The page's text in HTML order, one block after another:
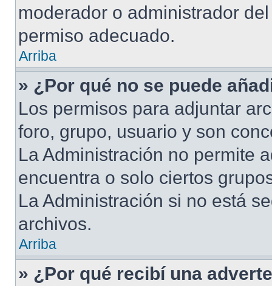
moderador o administrador
permiso adecuado.
Arriba
» ¿Por qué no se puede
Los permisos para adjuntar
foro, grupo, usuario y son
La Administración no permite
encuentra o solo ciertos
La Administración si no está
archivos.
Arriba
» ¿Por qué recibí una